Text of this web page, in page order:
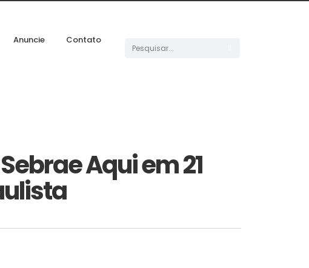
Anuncie Contato
Aqui em 21